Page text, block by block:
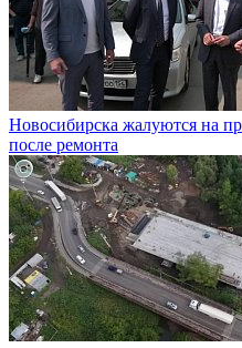
Новосибирска жалуются на
после ремонта